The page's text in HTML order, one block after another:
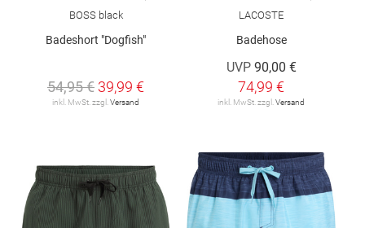
BOSS black
Badeshort "Dogfish"
54,95 € 39,99 €
inkl. MwSt. zzgl. Versand
LACOSTE
Badehose
UVP 90,00 €
74,99 €
inkl. MwSt. zzgl. Versand